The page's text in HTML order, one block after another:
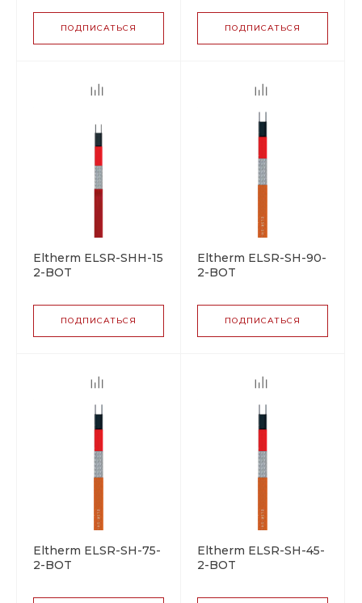
греющий кабель
ПОДПИСАТЬСЯ
греющий кабель
ПОДПИСАТЬСЯ
Eltherm ELSR-SHH-15-
2-BOT
греющий кабель
ПОДПИСАТЬСЯ
Eltherm ELSR-SH-90-
2-BOT
греющий кабель
ПОДПИСАТЬСЯ
Eltherm ELSR-SH-75-
2-BOT
греющий кабель
Eltherm ELSR-SH-45-
2-BOT
греющий кабель